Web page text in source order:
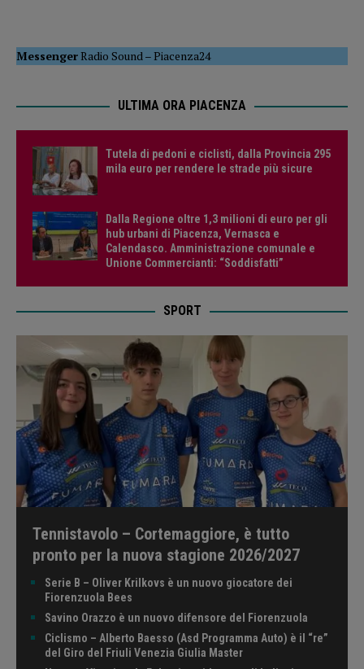
MessengerRadio Sound–Piacenza24
ULTIMA ORA PIACENZA
Tutela di pedoni e ciclisti, dalla Provincia 295
mila euro per rendere le strade più sicure
Dalla Regione oltre 1,3 milioni di euro per gli
hub urbani di Piacenza, Vernasca e
Calendasco. Amministrazione comunale e
Unione Commercianti: “Soddisfatti”
SPORT
Tennistavolo – Cortemaggiore, è tutto
pronto per la nuova stagione 2026/2027
Serie B – Oliver Krilkovs è un nuovo giocatore dei
Fiorenzuola Bees
Savino Orazzo è un nuovo difensore del Fiorenzuola
Ciclismo – Alberto Baesso (Asd Programma Auto) è il “re”
del Giro del Friuli Venezia Giulia Master